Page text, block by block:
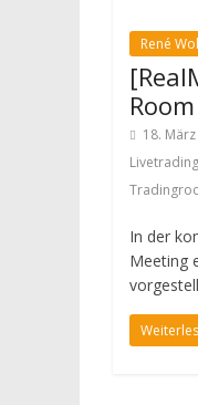
René
18.
Livetrading
In der
Meeting